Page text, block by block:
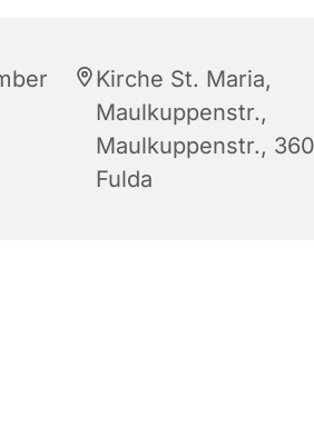
Kirche St. Maria,
Maulkuppenstr.,
Maulkuppenstr.,
Fulda